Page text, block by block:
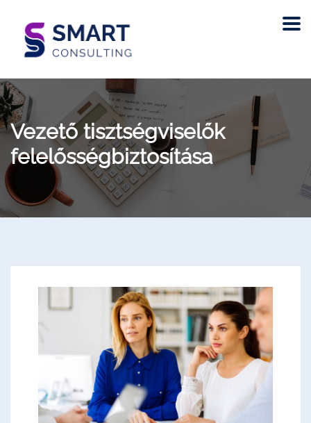
Vezető tisztségviselők
felelősségbiztosítása